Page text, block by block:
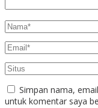
Simpan nama,
untuk komentar saya